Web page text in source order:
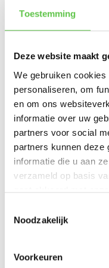
Toestemming
Deze website maakt
We gebruiken
personaliseren, om
en om ons
informatie over uw
partners voor social
partners kunnen deze
informatie die u aan
verzameld op basis
gaat akkoord met
Noodzakelijk
Voorkeuren
Hoe werkt het?
Zodra de sensor
communiceert hij via
(zoals een MR access
Dashboard gestuurd, waar
Realtime
Alerts en regels kunt
Zo blijf je 24/7 op de
lokaal onderhoud of extra